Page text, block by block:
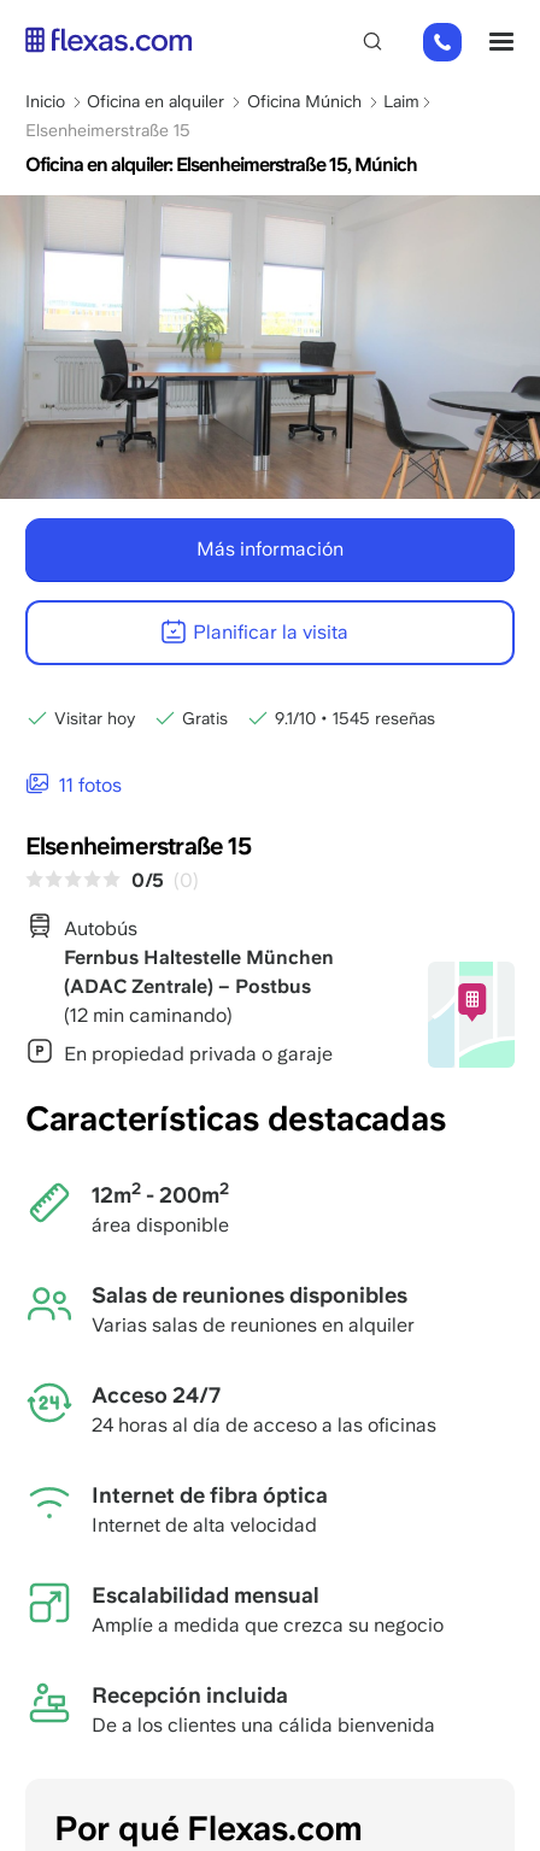
principal
+49
151
26184223
Sobrescribir
enlaces
de
navegación
Inicio Oficina en alquiler Oficina Múnich
Laim
Elsenheimerstraße 15
Oficina en alquiler: Elsenheimerstraße 15, Múnich
11 fotos
Elsenheimerstraße 15
0/5 (0)
Autobús
Fernbus Haltestelle München
(ADAC Zentrale) – Postbus
(12 min caminando)
En propiedad privada o garaje
Características destacadas
12m2- 200m2
área disponible
Salas de reuniones disponibles
Varias salas de reuniones en alquiler
Acceso 24/7
24 horas al día de acceso a las oficinas
Internet de fibra óptica
Internet de alta velocidad
Escalabilidad mensual
Amplíe a medida que crezca su negocio
Recepción incluida
De a los clientes una cálida bienvenida
Por qué Flexas.com
Más información
Planificar la visita
Visitar hoy Gratis 9.1/10 • 1545 reseñas